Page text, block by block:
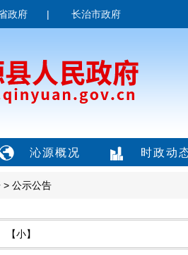
政府 | 长治市政府
沁源概况 时政动
> 公示公告
【小】